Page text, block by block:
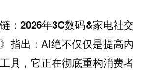
：2026年3C数码&家电社交
指出：AI绝不仅仅是提高内
具，它正在彻底重构消费者